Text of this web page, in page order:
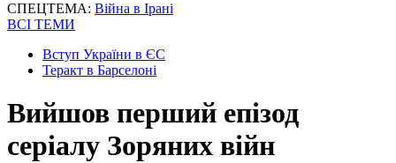
СПЕЦТЕМА: Війна в Ірані
ВСІ ТЕМИ
Вступ України в ЄС
Теракт в Барселоні
Вийшов перший епізод
серіалу Зоряних війн